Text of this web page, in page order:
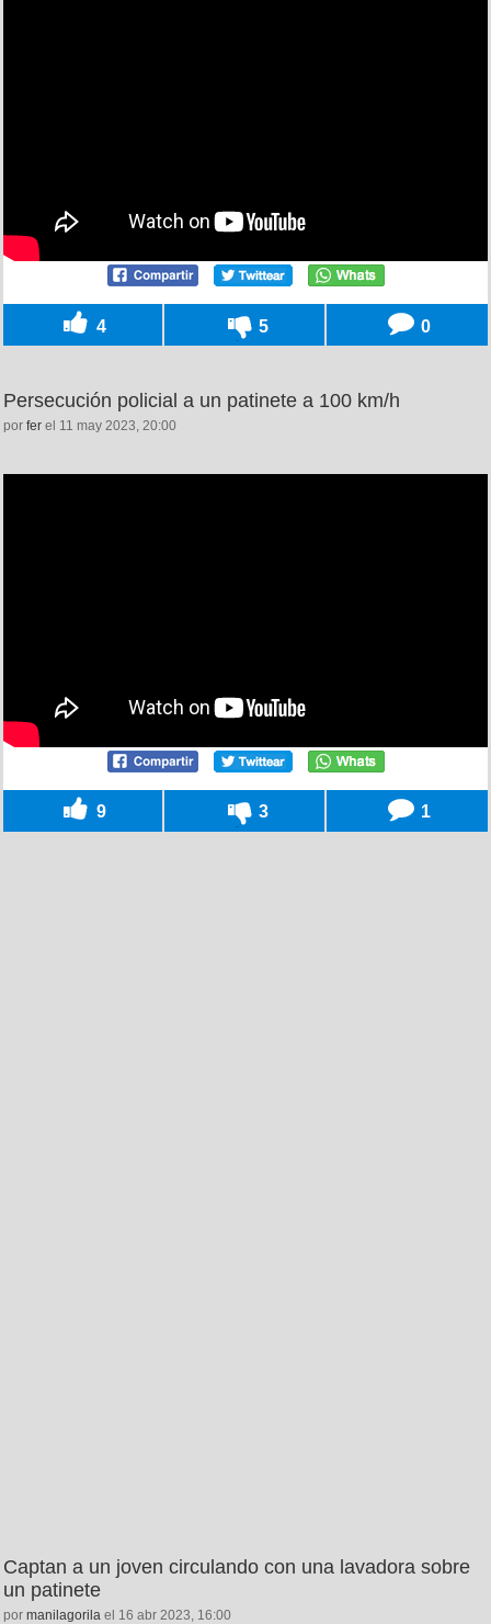
4 5 0
Persecución policial a un patinete a 100 km/h
por fer el 11 may 2023, 20:00
9 3 1
Captan a un joven circulando con una lavadora sobre
un patinete
por manilagorila el 16 abr 2023, 16:00